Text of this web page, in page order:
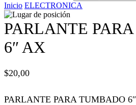
panel
Inicio ELECTRONICA
PARLANTE
6″ AX
$20,00
PARLANTE PARA TUMBADO